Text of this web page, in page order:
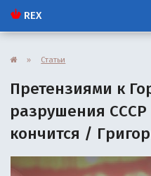
REX
» Статьи
Претензиями к
разрушения СССР
кончится /